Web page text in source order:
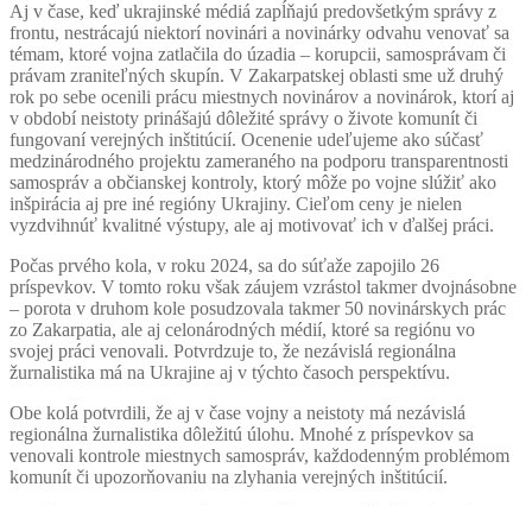
Aj v čase, keď ukrajinské médiá zapĺňajú predovšetkým správy z
frontu, nestrácajú niektorí novinári a novinárky odvahu venovať sa
témam, ktoré vojna zatlačila do úzadia – korupcii, samosprávam či
právam zraniteľných skupín. V Zakarpatskej oblasti sme už druhý
rok po sebe ocenili prácu miestnych novinárov a novinárok, ktorí aj
v období neistoty prinášajú dôležité správy o živote komunít či
fungovaní verejných inštitúcií. Ocenenie udeľujeme ako súčasť
medzinárodného projektu zameraného na podporu transparentnosti
samospráv a občianskej kontroly, ktorý môže po vojne slúžiť ako
inšpirácia aj pre iné regióny Ukrajiny. Cieľom ceny je nielen
vyzdvihnúť kvalitné výstupy, ale aj motivovať ich v ďalšej práci.
Počas prvého kola, v roku 2024, sa do súťaže zapojilo 26
príspevkov. V tomto roku však záujem vzrástol takmer dvojnásobne
– porota v druhom kole posudzovala takmer 50 novinárskych prác
zo Zakarpatia, ale aj celonárodných médií, ktoré sa regiónu vo
svojej práci venovali. Potvrdzuje to, že nezávislá regionálna
žurnalistika má na Ukrajine aj v týchto časoch perspektívu.
Obe kolá potvrdili, že aj v čase vojny a neistoty má nezávislá
regionálna žurnalistika dôležitú úlohu. Mnohé z príspevkov sa
venovali kontrole miestnych samospráv, každodenným problémom
komunít či upozorňovaniu na zlyhania verejných inštitúcií.